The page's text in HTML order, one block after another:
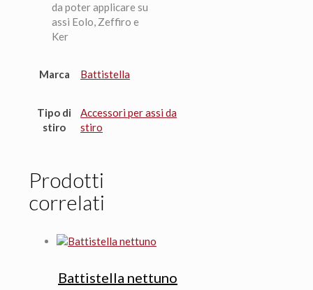
da poter applicare su
assi Eolo, Zeffiro e
Ker
Marca Battistella
Tipo di
stiro
Accessori per assi da
stiro
Prodotti
correlati
Battistella nettuno